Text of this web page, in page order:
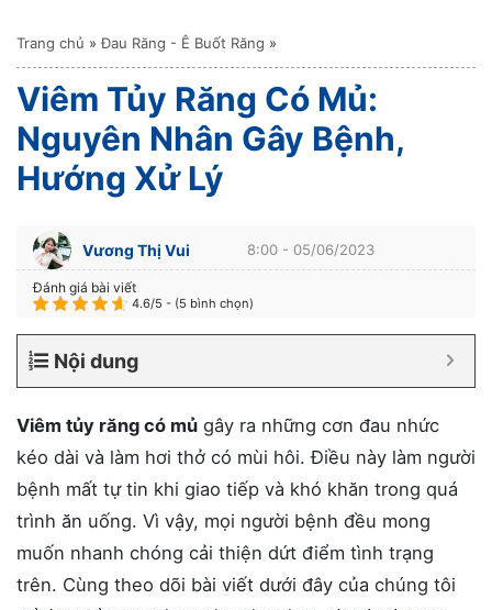
Trang chủ »Đau Răng - Ê Buốt Răng »
Viêm Tủy Răng Có Mủ:
Nguyên Nhân Gây Bệnh,
Hướng Xử Lý
Vương Thị Vui 8:00 - 05/06/2023
Đánh giá bài viết
4.6/5 - (5 bình chọn)
Nội dung
Viêm tủy răng có mủ gây ra những cơn đau nhức
kéo dài và làm hơi thở có mùi hôi. Điều này làm người
bệnh mất tự tin khi giao tiếp và khó khăn trong quá
trình ăn uống. Vì vậy, mọi người bệnh đều mong
muốn nhanh chóng cải thiện dứt điểm tình trạng
trên. Cùng theo dõi bài viết dưới đây của chúng tôi